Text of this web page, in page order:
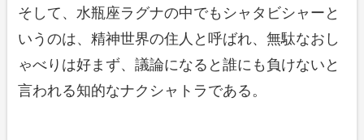
そして、水瓶座ラグナの中でもシャタビシャーと
いうのは、精神世界の住人と呼ばれ、無駄なおし
ゃべりは好まず、議論になると誰にも負けないと
言われる知的なナクシャトラである。